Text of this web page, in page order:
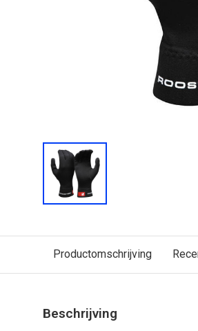
Productomschrijving
Beschrijving